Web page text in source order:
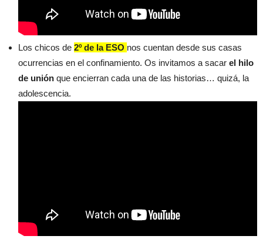
Los chicos de 2º de la ESO nos cuentan desde sus casas
ocurrencias en el confinamiento. Os invitamos a sacar el hilo
de unión que encierran cada una de las historias… quizá, la
adolescencia.